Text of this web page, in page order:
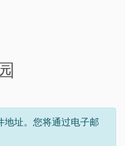
地址。您将通过电子邮